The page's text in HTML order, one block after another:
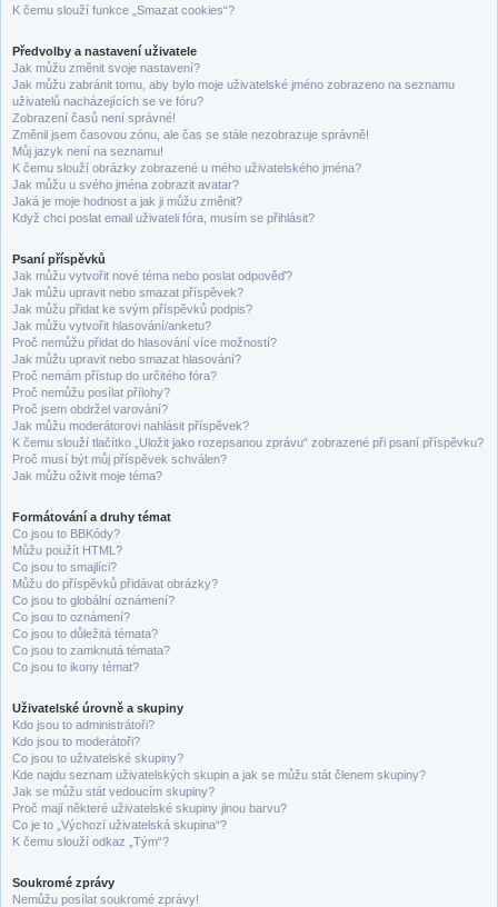
K čemu slouží funkce „Smazat cookies“?
Předvolby a nastavení uživatele
Jak můžu změnit svoje nastavení?
Jak můžu zabránit tomu, aby bylo moje uživatelské jméno zobrazeno na seznamu
uživatelů nacházejících se ve fóru?
Zobrazení časů není správné!
Změnil jsem časovou zónu, ale čas se stále nezobrazuje správně!
Můj jazyk není na seznamu!
K čemu slouží obrázky zobrazené u mého uživatelského jména?
Jak můžu u svého jména zobrazit avatar?
Jaká je moje hodnost a jak ji můžu změnit?
Když chci poslat email uživateli fóra, musím se přihlásit?
Psaní příspěvků
Jak můžu vytvořit nové téma nebo poslat odpověď?
Jak můžu upravit nebo smazat příspěvek?
Jak můžu přidat ke svým příspěvků podpis?
Jak můžu vytvořit hlasování/anketu?
Proč nemůžu přidat do hlasování více možností?
Jak můžu upravit nebo smazat hlasování?
Proč nemám přístup do určitého fóra?
Proč nemůžu posílat přílohy?
Proč jsem obdržel varování?
Jak můžu moderátorovi nahlásit příspěvek?
K čemu slouží tlačítko „Uložit jako rozepsanou zprávu“ zobrazené při psaní příspěvku?
Proč musí být můj příspěvek schválen?
Jak můžu oživit moje téma?
Formátování a druhy témat
Co jsou to BBKódy?
Můžu použít HTML?
Co jsou to smajlíci?
Můžu do příspěvků přidávat obrázky?
Co jsou to globální oznámení?
Co jsou to oznámení?
Co jsou to důležitá témata?
Co jsou to zamknutá témata?
Co jsou to ikony témat?
Uživatelské úrovně a skupiny
Kdo jsou to administrátoři?
Kdo jsou to moderátoři?
Co jsou to uživatelské skupiny?
Kde najdu seznam uživatelských skupin a jak se můžu stát členem skupiny?
Jak se můžu stát vedoucím skupiny?
Proč mají některé uživatelské skupiny jinou barvu?
Co je to „Výchozí uživatelská skupina“?
K čemu slouží odkaz „Tým“?
Soukromé zprávy
Nemůžu posílat soukromé zprávy!